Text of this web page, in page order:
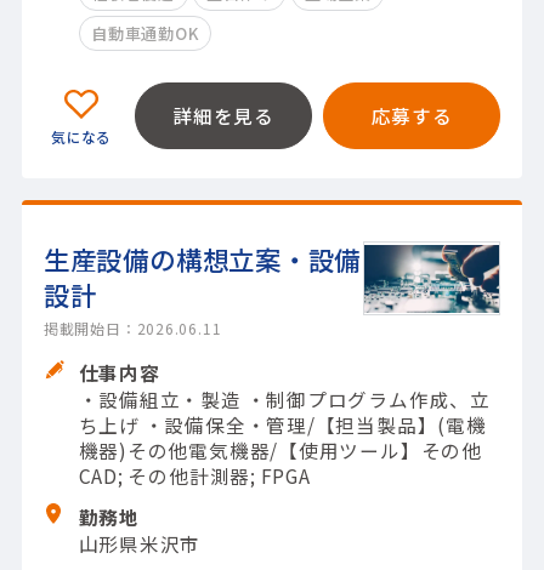
自動車通勤OK
詳細を見る 応募する
生産設備の構想立案・設備
設計
掲載開始日：2026.06.11
仕事内容
・設備組立・製造 ・制御プログラム作成、立
ち上げ ・設備保全・管理/【担当製品】(電機
機器)その他電気機器/【使用ツール】その他
CAD; その他計測器; FPGA
勤務地
山形県米沢市